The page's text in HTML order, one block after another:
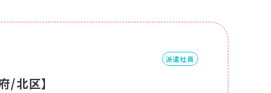
派遣社員
/北区】